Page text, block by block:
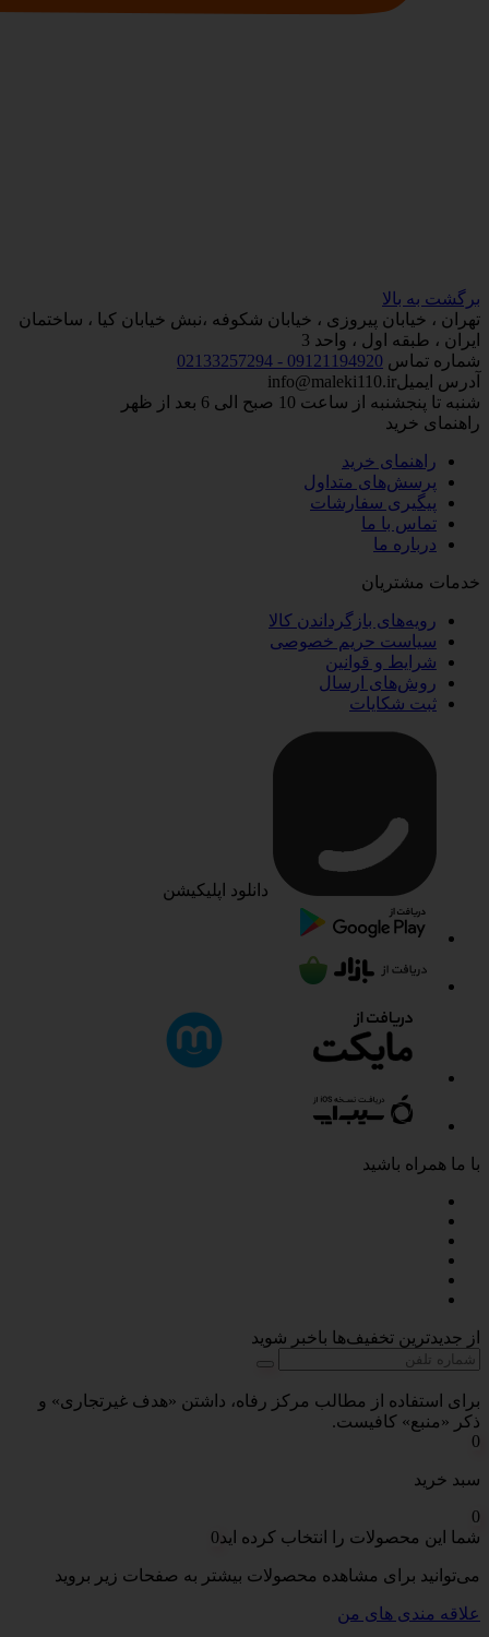
برگشت به بالا
تهران ، خیابان پیروزی ، خیابان شکوفه ،نبش خیابان کیا ، ساختمان
ایران ، طبقه اول ، واحد 3
شماره تماس 09121194920 - 02133257294
آدرس ایمیلinfo@maleki110.ir
شنبه تا پنجشنبه از ساعت 10 صبح الی 6 بعد از ظهر
راهنمای خرید
راهنمای خرید
پرسش‌های متداول
پیگیری سفارشات
تماس با ما
درباره ما
خدمات مشتریان
رویه‌های بازگرداندن کالا
سیاست حریم خصوصی
شرایط و قوانین
روش‌های ارسال
ثبت شکایات
دانلود اپلیکیشن
با ما همراه باشید
از جدیدترین تخفیف‌ها باخبر شوید
برای استفاده از مطالب مرکز رفاه، داشتن «هدف غیرتجاری» و
ذکر «منبع» کافیست.
0
سبد خرید
0
شما این محصولات را انتخاب کرده اید 0
می‌توانید برای مشاهده محصولات بیشتر به صفحات زیر بروید
علاقه مندی های من